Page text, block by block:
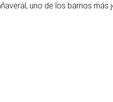
uno de los barrios